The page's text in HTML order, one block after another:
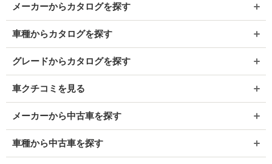
メーカーからカタログを探す
車種からカタログを探す
グレードからカタログを探す
車クチコミを見る
メーカーから中古車を探す
車種から中古車を探す